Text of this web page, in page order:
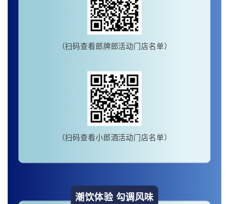
（扫码查看郎牌郎活动门店名单）
（扫码查看小郎酒活动门店名单）
潮饮体验 勾调风味